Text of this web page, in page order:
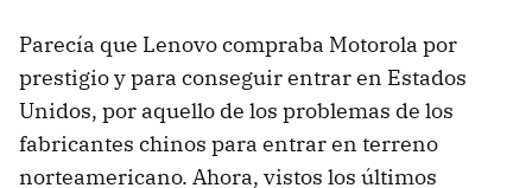
Parecía que Lenovo compraba Motorola por
prestigio y para conseguir entrar en Estados
Unidos, por aquello de los problemas de los
fabricantes chinos para entrar en terreno
norteamericano. Ahora, vistos los últimos